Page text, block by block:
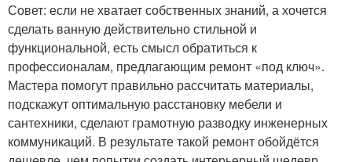
Совет: если не хватает собственных знаний, а хочется
сделать ванную действительно стильной и
функциональной, есть смысл обратиться к
профессионалам, предлагающим ремонт «под ключ».
Мастера помогут правильно рассчитать материалы,
подскажут оптимальную расстановку мебели и
сантехники, сделают грамотную разводку инженерных
коммуникаций. В результате такой ремонт обойдётся